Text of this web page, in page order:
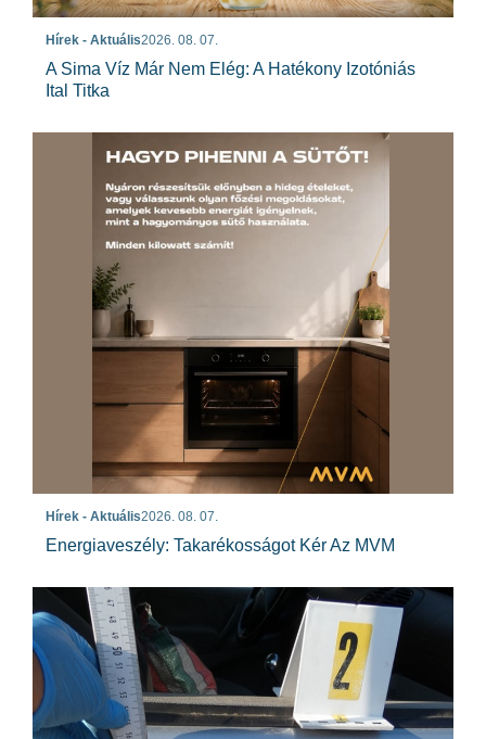
Hírek - Aktuális2026. 08. 07.
A Sima Víz Már Nem Elég: A Hatékony Izotóniás
Ital Titka
Hírek - Aktuális2026. 08. 07.
Energiaveszély: Takarékosságot Kér Az MVM